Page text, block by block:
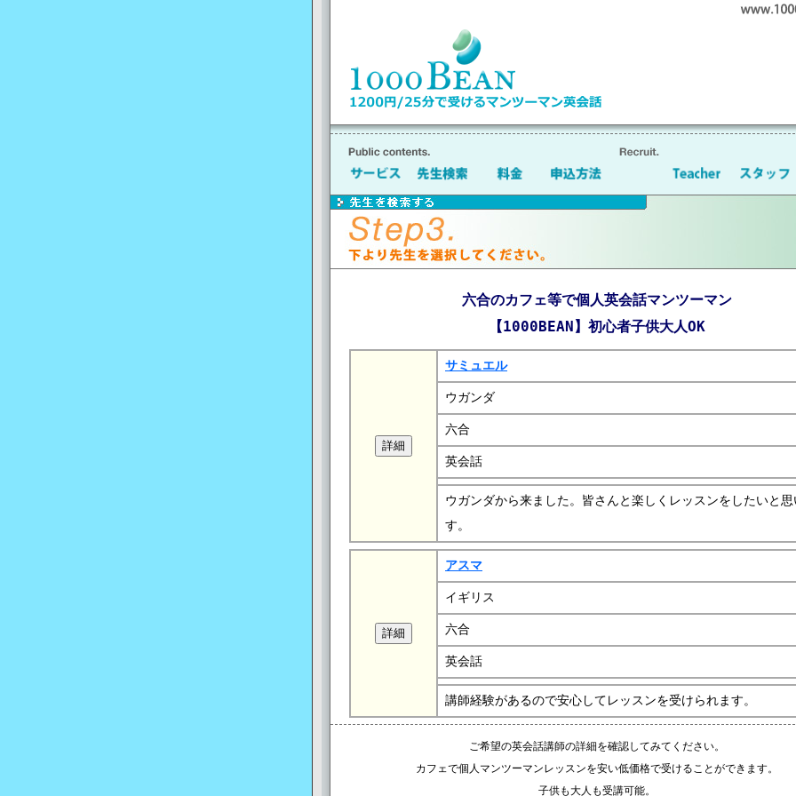
六合のカフェ等で個人英会話マンツーマン
【1000BEAN】初心者子供大人OK
サミュエル
ウガンダ
六合
英会話
ウガンダから来ました。皆さんと楽しくレッスンをしたいと思
す。
アスマ
イギリス
六合
英会話
講師経験があるので安心してレッスンを受けられます。
ご希望の英会話講師の詳細を確認してみてください。
カフェで個人マンツーマンレッスンを安い低価格で受けることができます。
子供も大人も受講可能。